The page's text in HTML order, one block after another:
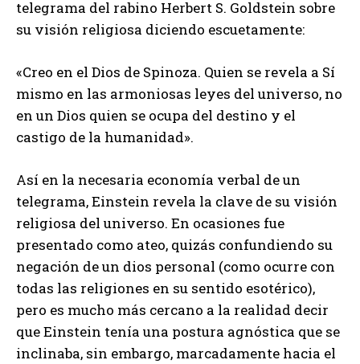
telegrama del rabino Herbert S. Goldstein sobre
su visión religiosa diciendo escuetamente:
«Creo en el Dios de Spinoza. Quien se revela a Sí
mismo en las armoniosas leyes del universo, no
en un Dios quien se ocupa del destino y el
castigo de la humanidad».
Así en la necesaria economía verbal de un
telegrama, Einstein revela la clave de su visión
religiosa del universo. En ocasiones fue
presentado como ateo, quizás confundiendo su
negación de un dios personal (como ocurre con
todas las religiones en su sentido esotérico),
pero es mucho más cercano a la realidad decir
que Einstein tenía una postura agnóstica que se
inclinaba, sin embargo, marcadamente hacia el